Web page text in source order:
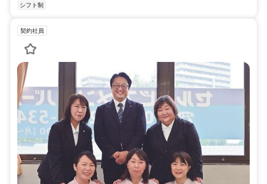
シフト制
契約社員